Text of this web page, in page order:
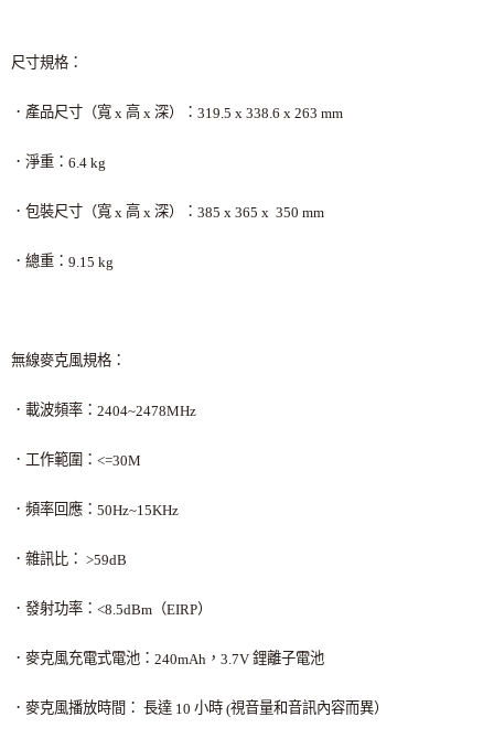
尺寸規格：
．產品尺寸（寬 x 高 x 深）： 319.5 x 338.6 x 263 mm
．淨重： 6.4 kg
．包裝尺寸（寬 x 高 x 深）： 385 x 365 x 350 mm
．總重： 9.15 kg
無線麥克風規格：
．載波頻率： 2404~2478MHz
．工作範圍： <=30M
．頻率回應： 50Hz~15KHz
．雜訊比： >59dB
．發射功率： <8.5dBm （EIRP）
．麥克風充電式電池： 240mAh ， 3.7V 鋰離子電池
．麥克風播放時間： 長達 10 小時 (視音量和音訊內容而異）